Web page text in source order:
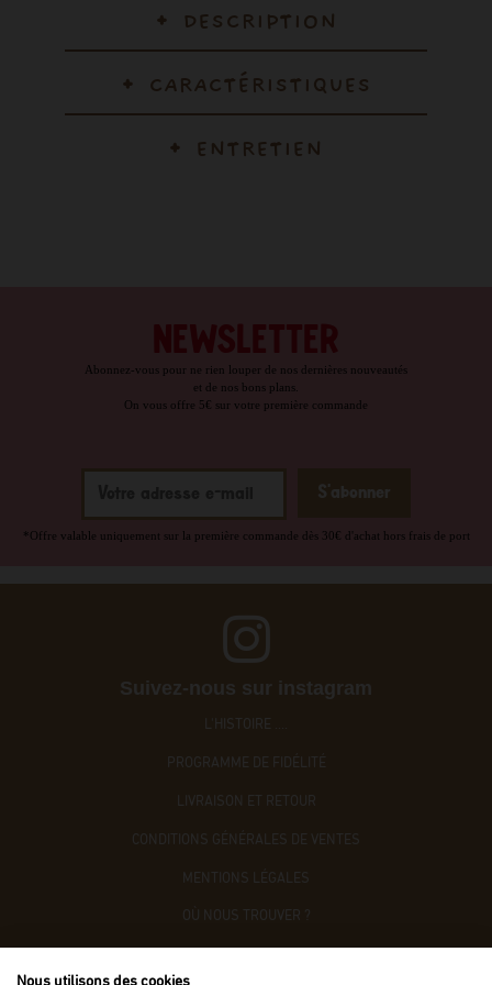
DESCRIPTION
CARACTÉRISTIQUES
ENTRETIEN
Abonnez-vous pour ne rien louper de nos dernières nouveautés
et de nos bons plans.
On vous offre 5€ sur votre première commande
*Offre valable uniquement sur la première commande dès 30€ d'achat hors frais de port
Suivez-nous sur instagram
L'HISTOIRE ....
PROGRAMME DE FIDÉLITÉ
LIVRAISON ET RETOUR
CONDITIONS GÉNÉRALES DE VENTES
MENTIONS LÉGALES
OÙ NOUS TROUVER ?
Nous utilisons des cookies